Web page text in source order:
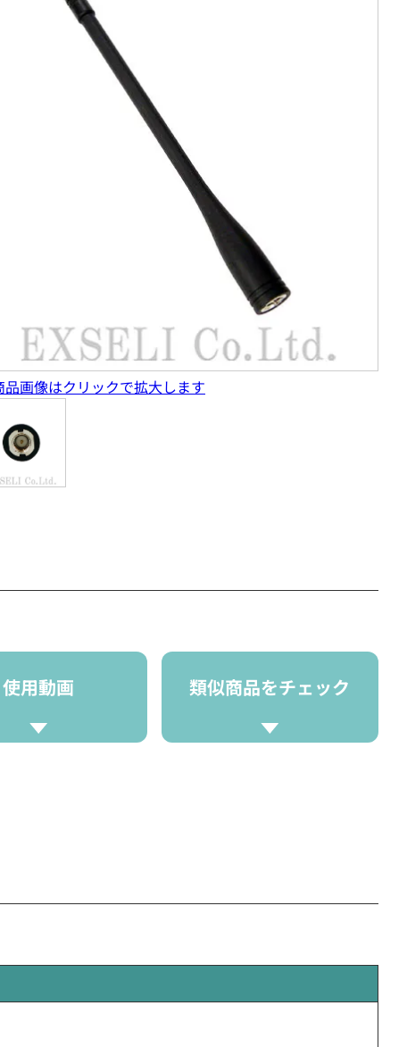
画像はクリックで拡大します
使用動画 類似商品をチェック